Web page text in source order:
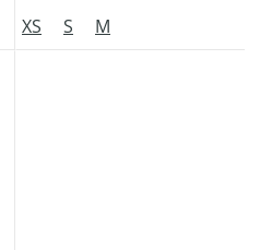
XS S M